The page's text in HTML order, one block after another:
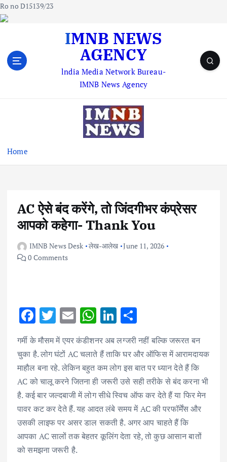
Ro no D15139/23
IMNB NEWS
AGENCY
lndia Media Network Bureau-
IMNB News Agency
Home
AC ऐसे बंद करेंगे, तो जिंदगीभर कंप्रेसर
आपको कहेगा- Thank You
IMNB News Desk लेख-आलेख June 11, 2026
0 Comments
F
ac
e
b
o
o
k
T
w
it
te
r
E
m
ai
l
W
at
s
A
p
p
Li
k
e
dI
n
h
ar
e
गर्मी के मौसम में एयर कंडीशनर अब लग्जरी नहीं बल्कि जरूरत बन
चुका है. लोग घंटों AC चलाते हैं ताकि घर और ऑफिस में आरामदायक
माहौल बना रहे. लेकिन बहुत कम लोग इस बात पर ध्यान देते हैं कि
AC को चालू करने जितना ही जरूरी उसे सही तरीके से बंद करना भी
है. कई बार जल्दबाजी में लोग सीधे स्विच ऑफ कर देते हैं या फिर मेन
पावर कट कर देते हैं. यह आदत लंबे समय में AC की परफॉर्मेंस और
उसकी लाइफ पर असर डाल सकती है. अगर आप चाहते हैं कि
आपका AC सालों तक बेहतर कूलिंग देता रहे, तो कुछ आसान बातों
को समझना जरूरी है.